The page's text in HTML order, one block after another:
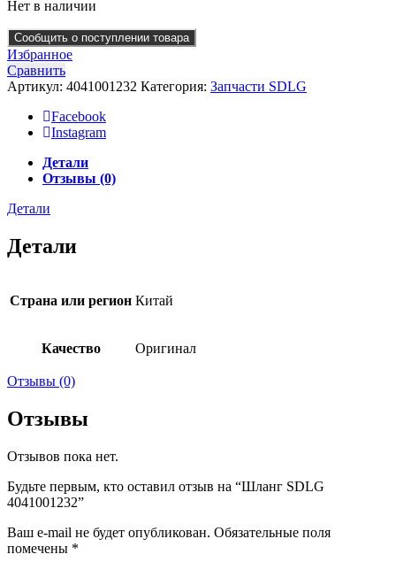
Нет в наличии
Сообщить о поступлении товара
Избранное
Сравнить
Артикул: 4041001232 Категория: Запчасти SDLG
Facebook
Instagram
Детали
Отзывы (0)
Детали
Детали
Страна или регион Китай
Качество Оригинал
Отзывы (0)
Отзывы
Отзывов пока нет.
Будьте первым, кто оставил отзыв на “Шланг SDLG
4041001232”
Ваш e-mail не будет опубликован. Обязательные поля
помечены *